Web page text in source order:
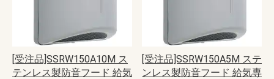
[受注品]SSRW150A10M ス
テンレス製防音フード 給気
[受注品]SSRW150A5M ステ
ンレス製防音フード 給気専